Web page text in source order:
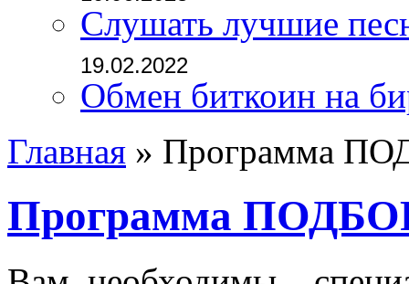
10.06.2023
Слушать лучшие
19.02.2022
Обмен биткоин на
Главная » Программа
Программа